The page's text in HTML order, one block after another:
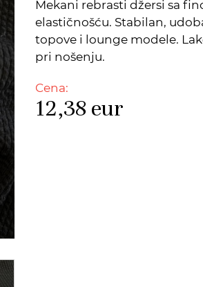
Mekani rebrasti džersi sa
elastičnošću. Stabilan,
topove i lounge modele.
pri nošenju.
Cena:
12,38 eur